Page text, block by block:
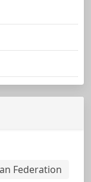
Federation